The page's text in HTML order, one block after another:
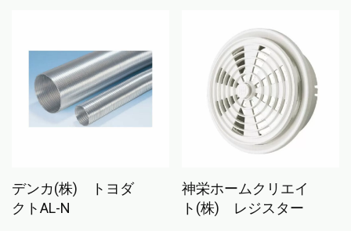
デンカ(株) トヨダ
クトAL-N
神栄ホームクリエイ
ト(株) レジスター